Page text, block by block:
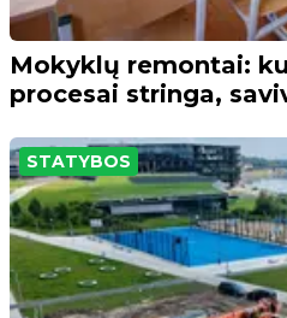
Mokyklų remontai:
procesai stringa,
STATYBOS